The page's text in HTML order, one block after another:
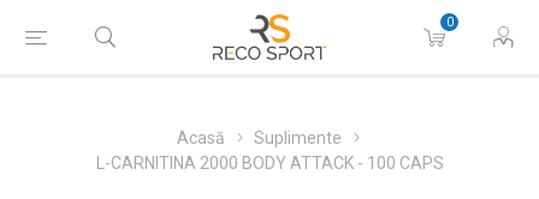
0
Acasă
Suplimente
L-CARNITINA 2000 BODY ATTACK - 100 CAPS